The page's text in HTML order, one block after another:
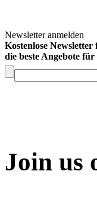
Newsletter anmelden
Kostenlose Newsletter
die beste Angebote
Join us